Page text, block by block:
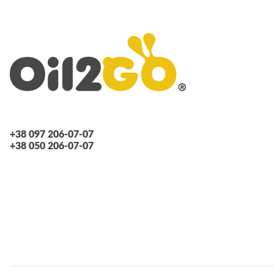
+38 097 206-07-07
+38 050 206-07-07